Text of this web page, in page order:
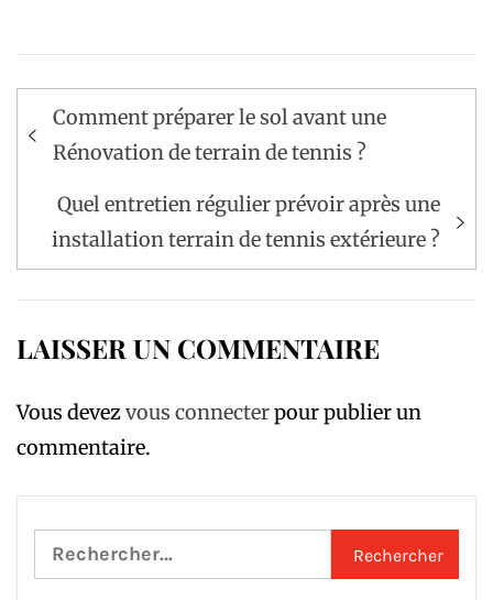
Navigation
de
Comment préparer le sol avant une
Rénovation de terrain de tennis ?
Quel entretien régulier prévoir après une
installation terrain de tennis extérieure ?
LAISSER UN COMMENTAIRE
Vous devezvous connecterpour publier un
commentaire.
Rechercher :